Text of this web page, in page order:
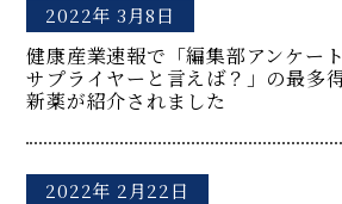
2022年 3月8日
健康産業速報で「編集部アンケー
サプライヤーと言えば？」の最多
新薬が紹介されました
2022年 2月22日